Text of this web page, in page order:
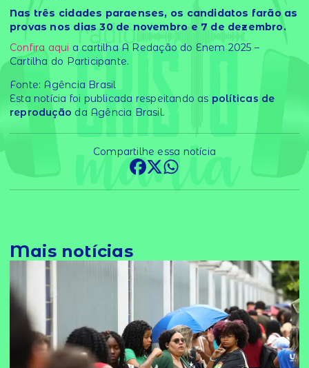
Nas três cidades paraenses, os candidatos farão as
provas nos dias 30 de novembro e 7 de dezembro.
Confira aqui a cartilha A Redação do Enem 2025 –
Cartilha do Participante.
Fonte: Agência Brasil
Esta notícia foi publicada respeitando as políticas de
reprodução da Agência Brasil.
Compartilhe essa notícia
Mais notícias